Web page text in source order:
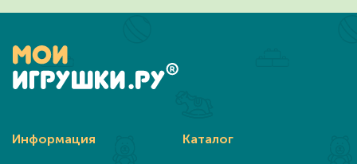
Информация Каталог